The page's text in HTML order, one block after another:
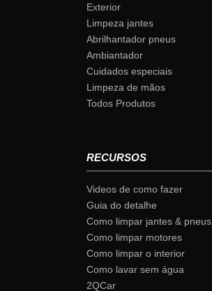
Exterior
Limpeza jantes
Abrilhantador pneus
Ambiantador
Cuidados especiais
Limpeza de mãos
Todos Produtos
RECURSOS
Videos de como fazer
Guia do detalhe
Como limpar jantes & pneus
Como limpar motores
Como limpar o interior
Como lavar sem água
2QCar